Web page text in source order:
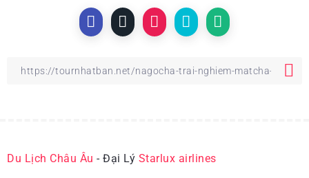
Du Lịch Châu Âu - Đại Lý Starlux airlines